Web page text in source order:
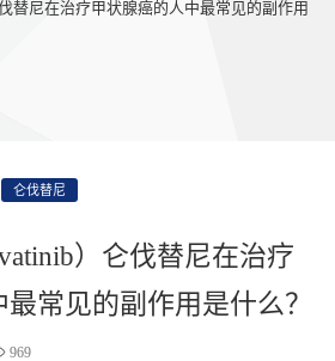
替尼在治疗甲状腺癌的人中最常见的副作用
仑伐替尼
）仑伐替尼在治疗
常见的副作用是什么？
969